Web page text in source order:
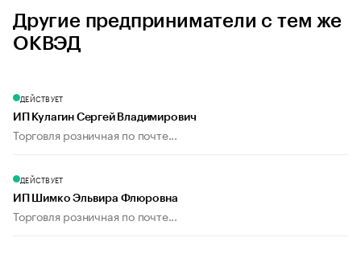
Другие предприниматели с тем же
ОКВЭД
ДЕЙСТВУЕТ
ИП Кулагин Сергей Владимирович
Торговля розничная по почте...
ДЕЙСТВУЕТ
ИП Шимко Эльвира Флюровна
Торговля розничная по почте...